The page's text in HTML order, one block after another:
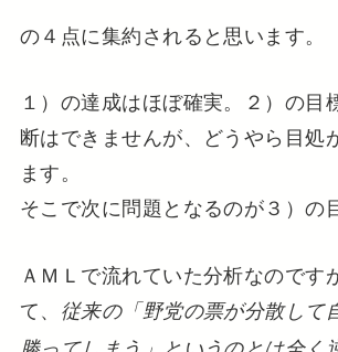
の４点に集約されると思います。
１）の達成はほぼ確実。２）の目
断はできませんが、どうやら目処
ます。
そこで次に問題となるのが３）の
ＡＭＬで流れていた分析なのです
て、
従来の「野党の票が分散して